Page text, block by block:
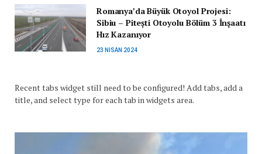
Romanya’da Büyük Otoyol Projesi:
Sibiu – Pitești Otoyolu Bölüm 3 İnşaatı
Hız Kazanıyor
23 NISAN 2024
Recent tabs widget still need to be configured! Add tabs, add a
title, and select type for each tab in widgets area.